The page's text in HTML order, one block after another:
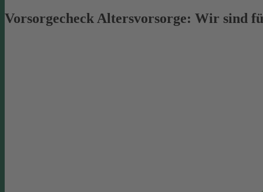
Vorsorgecheck Altersvorsorge:­ Wir sind